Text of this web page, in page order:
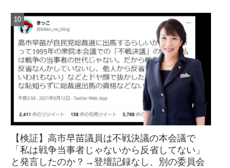
【検証】高市早苗議員は不戦決議の本会議で
「私は戦争当事者じゃないから反省してない」
と発言したのか？→登壇記録なし、別の委員会